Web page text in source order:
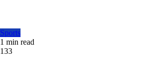
Sports
1 min read
133